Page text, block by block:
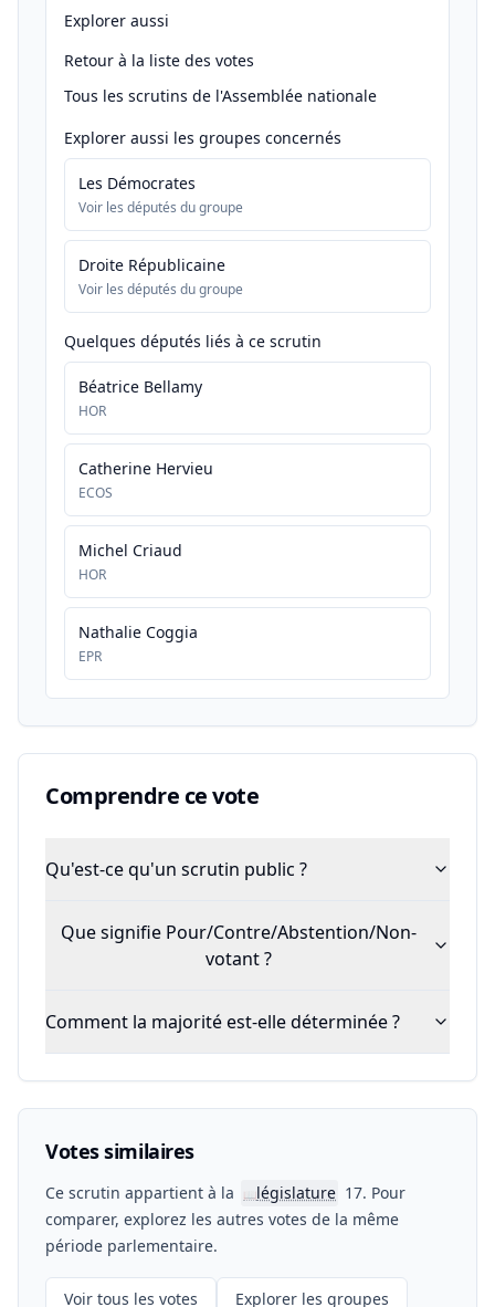
Explorer aussi
Retour à la liste des votes
Tous les scrutins de l'Assemblée nationale
Explorer aussi les groupes concernés
Les Démocrates
Voir les députés du groupe
Droite Républicaine
Voir les députés du groupe
Quelques députés liés à ce scrutin
Béatrice Bellamy
HOR
Catherine Hervieu
ECOS
Michel Criaud
HOR
Nathalie Coggia
EPR
Comprendre ce vote
Qu'est-ce qu'un scrutin public ?
Que signifie Pour/Contre/Abstention/Non-
votant ?
Comment la majorité est-elle déterminée ?
Votes similaires
Ce scrutin appartient à la 📖législature 17. Pour
comparer, explorez les autres votes de la même
période parlementaire.
Voir tous les votes Explorer les groupes